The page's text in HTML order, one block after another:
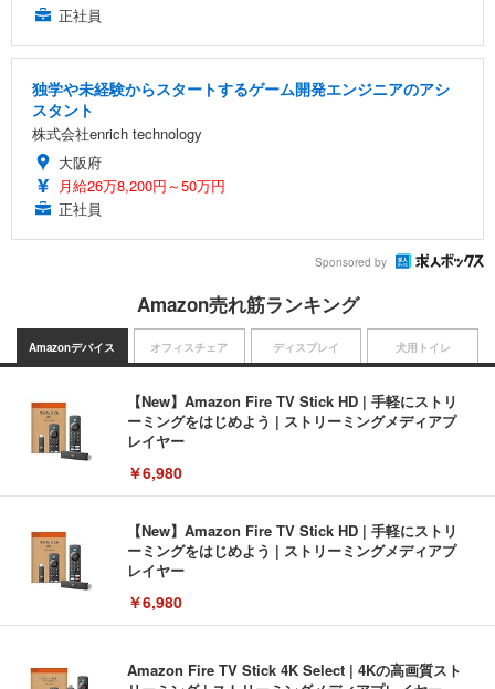
正社員
独学や未経験からスタートするゲーム開発エンジニアのアシ
スタント
株式会社enrich technology
大阪府
月給26万8,200円～50万円
正社員
Sponsored by
Amazon売れ筋ランキング
Amazonデバイス
【New】Amazon Fire TV Stick HD | 手軽にストリ
ーミングをはじめよう | ストリーミングメディアプ
レイヤー
￥6,980
【New】Amazon Fire TV Stick HD | 手軽にストリ
ーミングをはじめよう | ストリーミングメディアプ
レイヤー
￥6,980
Amazon Fire TV Stick 4K Select | 4Kの高画質スト
オフィスチェア ディスプレイ 犬用トイレ